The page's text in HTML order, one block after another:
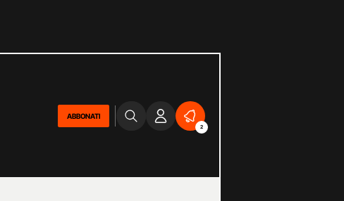
ABBONATI
2